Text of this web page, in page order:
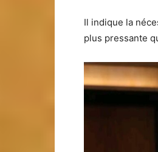
Il indique la
plus pressante